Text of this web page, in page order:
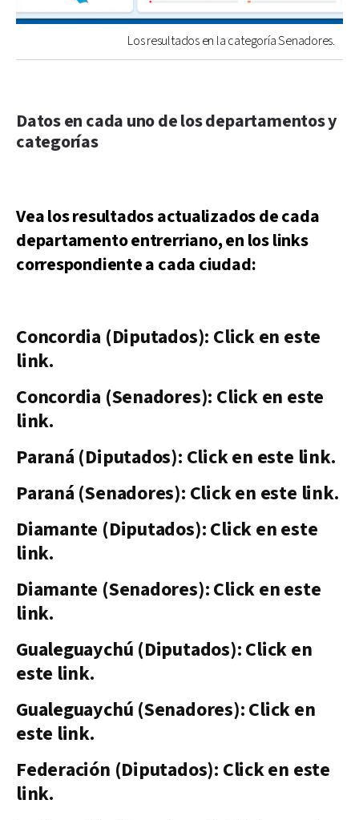
Los resultados en la categoría Senadores.
Datos en cada uno de los departamentos y
categorías
Vea los resultados actualizados de cada
departamento entrerriano, en los links
correspondiente a cada ciudad:
Concordia (Diputados): Click en este
link.
Concordia (Senadores): Click en este
link.
Paraná (Diputados): Click en este link.
Paraná (Senadores): Click en este link.
Diamante (Diputados): Click en este
link.
Diamante (Senadores): Click en este
link.
Gualeguaychú (Diputados): Click en
este link.
Gualeguaychú (Senadores): Click en
este link.
Federación (Diputados): Click en este
link.